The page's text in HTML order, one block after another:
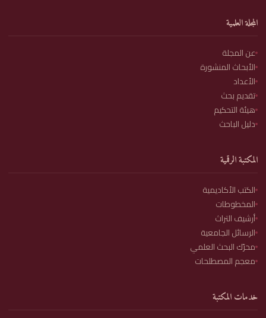
المجلة العلمية
عن المجلة
الأبحاث المنشورة
الأعداد
تقديم بحث
هيئة التحكيم
دليل الباحث
المكتبة الرقمية
الكتب الأكاديمية
المخطوطات
أرشيف التراث
الرسائل الجامعية
محرّك البحث العلمي
معجم المصطلحات
خدمات المكتبة